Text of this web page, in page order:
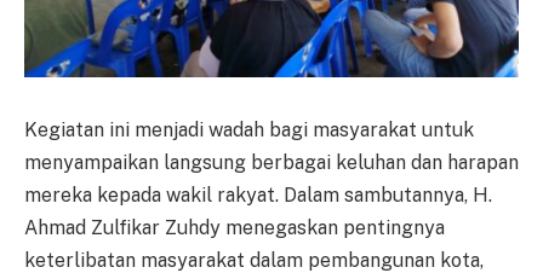
Kegiatan ini menjadi wadah bagi masyarakat untuk
menyampaikan langsung berbagai keluhan dan harapan
mereka kepada wakil rakyat. Dalam sambutannya, H.
Ahmad Zulfikar Zuhdy menegaskan pentingnya
keterlibatan masyarakat dalam pembangunan kota,